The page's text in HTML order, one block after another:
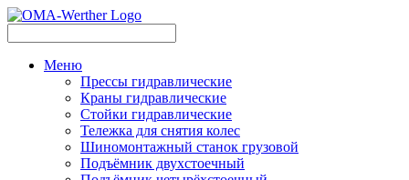
Меню
Прессы гидравлические
Краны гидравлические
Стойки гидравлические
Тележка для снятия колес
Шиномонтажный станок грузовой
Подъёмник двухстоечный